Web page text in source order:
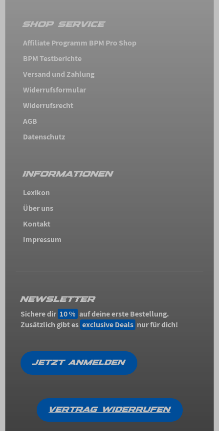
SHOP SERVICE
Affiliate Programm BPM Pro Shop
BPM Testberichte
Versand und Zahlung
Widerrufsformular
Widerrufsrecht
AGB
Datenschutz
INFORMATIONEN
Lexikon
Über uns
Kontakt
Impressum
NEWSLETTER
Sichere dir 10 % auf deine erste Bestellung.
Zusätzlich gibt es exclusive Deals nur für dich!
JETZT ANMELDEN
VERTRAG WIDERRUFEN